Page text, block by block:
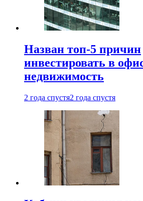
Назван топ-5 причин
инвестировать в
недвижимость
2 года спустя2 года спустя